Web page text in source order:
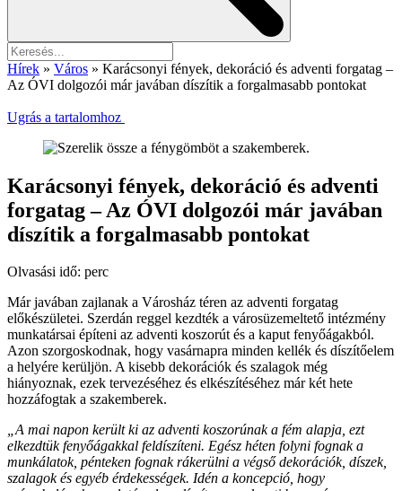
Hírek » Város » Karácsonyi fények, dekoráció és adventi forgatag –
Az ÓVI dolgozói már javában díszítik a forgalmasabb pontokat
Ugrás a tartalomhoz
Karácsonyi fények, dekoráció és adventi
forgatag – Az ÓVI dolgozói már javában
díszítik a forgalmasabb pontokat
Olvasási idő: perc
Már javában zajlanak a Városház téren az adventi forgatag
előkészületei. Szerdán reggel kezdték a városüzemeltető intézmény
munkatársai építeni az adventi koszorút és a kaput fenyőágakból.
Azon szorgoskodnak, hogy vasárnapra minden kellék és díszítőelem
a helyére kerüljön. A kisebb dekorációk és szalagok még
hiányoznak, ezek tervezéséhez és elkészítéséhez már két hete
hozzáfogtak a szakemberek.
„A mai napon került ki az adventi koszorúnak a fém alapja, ezt
elkezdtük fenyőágakkal feldíszíteni. Egész héten folyni fognak a
munkálatok, pénteken fognak rákerülni a végső dekorációk, díszek,
szalagok és egyéb érdekességek. Idén a koncepció, hogy